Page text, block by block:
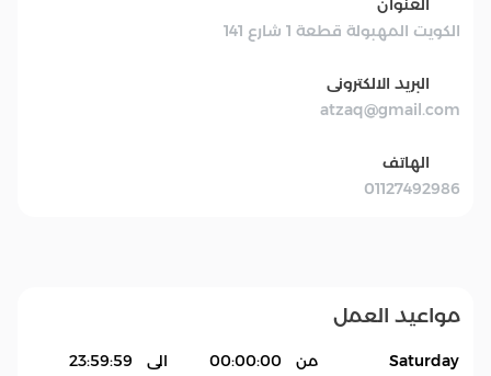
العنوان
الكويت المهبولة قطعة 1 شارع 141
البريد الالكترونى
atzaq@gmail.com
الهاتف
01127492986
مواعيد العمل
Saturday من 00:00:00 الى
23:59:59